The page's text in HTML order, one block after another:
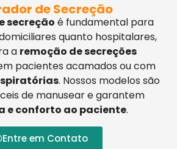
de Secreção
secreção é fundamental para
quanto hospitalares,
a remoção de secreções
pacientes acamados ou com
. Nossos modelos são
de manusear e garantem
e conforto ao paciente.
Entre em Contato